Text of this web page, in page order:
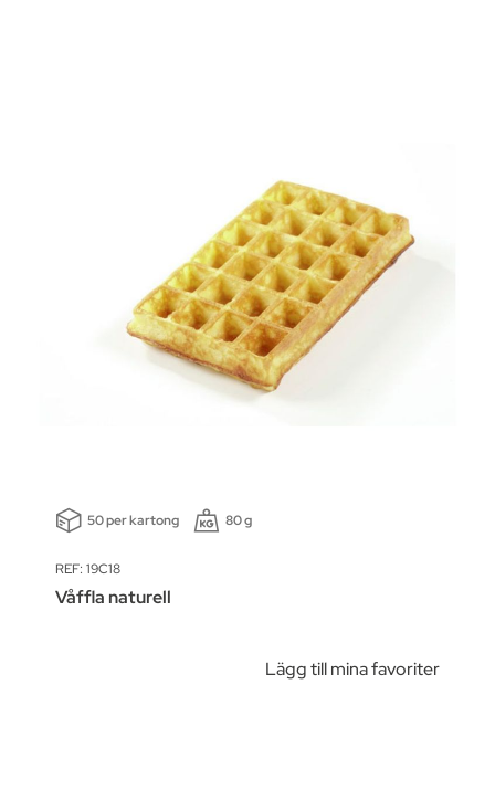
50 per kartong 80 g
REF: 19C18
Våffla naturell
Lägg till mina favoriter